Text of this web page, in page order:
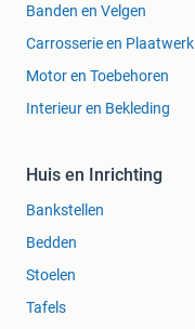
Banden en Velgen
Carrosserie en Plaatwerk
Motor en Toebehoren
Interieur en Bekleding
Huis en Inrichting
Bankstellen
Bedden
Stoelen
Tafels